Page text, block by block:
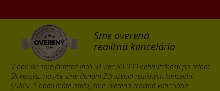
Sme overená
realitná kancelária
V ponuke sme doteraz mali už viac 60 000 nehnuteľností po celom
Slovensku, navyše sme členom Združenia realitných kancelárii
(ZRKS). S nami máte istotu, sme overená realitná kancelária.